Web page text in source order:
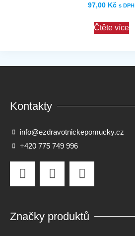
97,00 Kč s DPH
Čtěte více
Kontakty
info@ezdravotnickepomucky.cz
+420 775 749 996
Značky produktů